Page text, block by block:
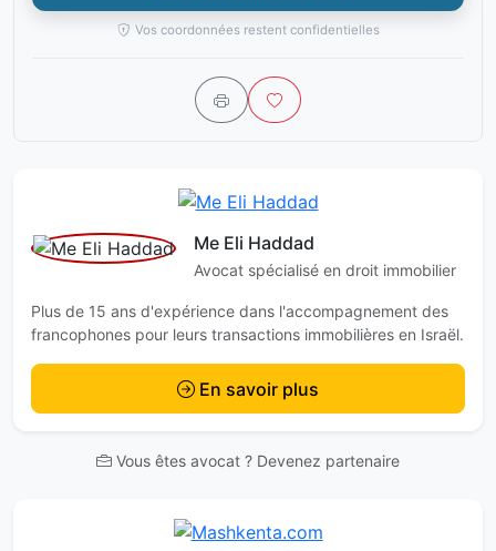
Vos coordonnées restent confidentielles
Me Eli Haddad
Avocat spécialisé en droit immobilier
Plus de 15 ans d'expérience dans l'accompagnement des
francophones pour leurs transactions immobilières en Israël.
En savoir plus
Vous êtes avocat ? Devenez partenaire